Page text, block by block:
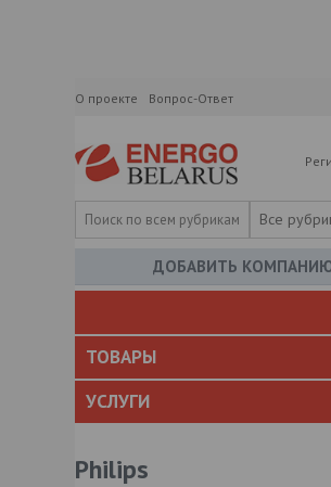
О проекте Вопрос-Ответ
Все
ДОБАВИТЬ
ТОВАРЫ
УСЛУГИ
Philips